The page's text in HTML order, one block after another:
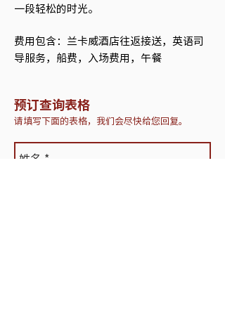
一段轻松的时光。
费用包含：兰卡威酒店往返接送，英语司
导服务，船费，入场费用，午餐
预订查询表格
请填写下面的表格，我们会尽快给您回复。